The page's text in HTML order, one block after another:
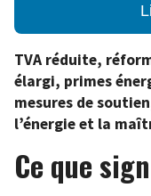
TVA réduite,
élargi, primes
mesures de
l’énergie et la
Ce que